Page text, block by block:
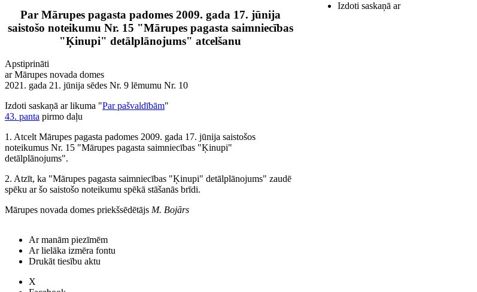
Par Mārupes pagasta padomes 2009. gada 17. jūnija
saistošo noteikumu Nr. 15 "Mārupes pagasta saimniecības
"Ķinupi" detālplānojums" atcelšanu
Apstiprināti
ar Mārupes novada domes
2021. gada 21. jūnija sēdes Nr. 9 lēmumu Nr. 10
Izdoti saskaņā ar likuma "Par pašvaldībām"
43. panta pirmo daļu
1. Atcelt Mārupes pagasta padomes 2009. gada 17. jūnija saistošos
noteikumus Nr. 15 "Mārupes pagasta saimniecības "Ķinupi"
detālplānojums".
2. Atzīt, ka "Mārupes pagasta saimniecības "Ķinupi" detālplānojums" zaudē
spēku ar šo saistošo noteikumu spēkā stāšanās brīdi.
Mārupes novada domes priekšsēdētājs M. Bojārs
Izdoti saskaņā ar
Ar manām piezīmēm
Ar lielāka izmēra fontu
Drukāt tiesību aktu
X